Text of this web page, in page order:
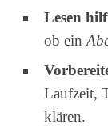
Lesen
ob ein
Laufzeit,
klären.